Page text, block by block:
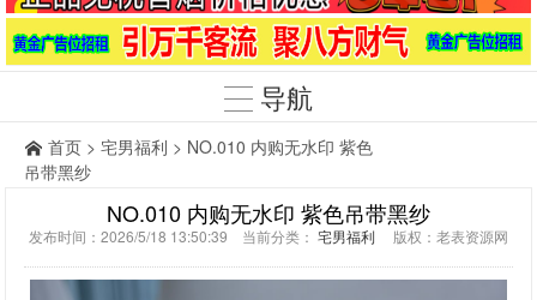
导航
首页 > 宅男福利 > NO.010 内购无水印 紫色
吊带黑纱
NO.010 内购无水印 紫色吊带黑纱
发布时间：2026/5/18 13:50:39 当前分类： 宅男福利 版权：老表资源网